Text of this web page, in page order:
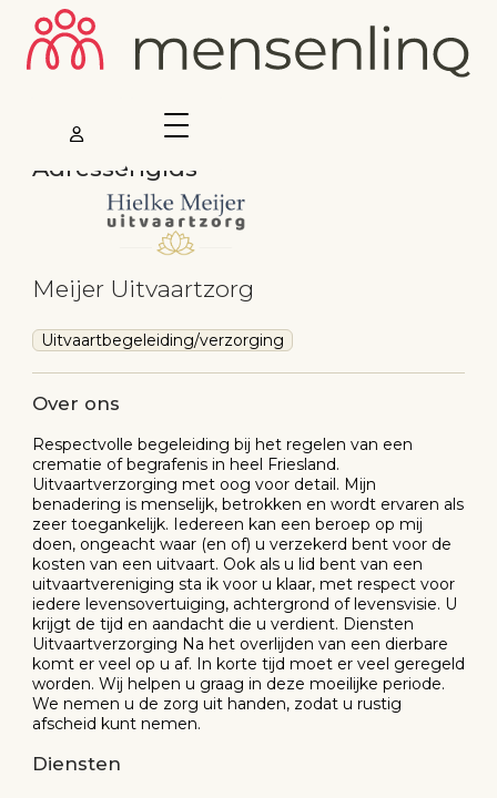
Adressengids
Meijer Uitvaartzorg
Uitvaartbegeleiding/verzorging
Over ons
Respectvolle begeleiding bij het regelen van een
crematie of begrafenis in heel Friesland.
Uitvaartverzorging met oog voor detail. Mijn
benadering is menselijk, betrokken en wordt ervaren als
zeer toegankelijk. Iedereen kan een beroep op mij
doen, ongeacht waar (en of) u verzekerd bent voor de
kosten van een uitvaart. Ook als u lid bent van een
uitvaartvereniging sta ik voor u klaar, met respect voor
iedere levensovertuiging, achtergrond of levensvisie. U
krijgt de tijd en aandacht die u verdient. Diensten
Uitvaartverzorging Na het overlijden van een dierbare
komt er veel op u af. In korte tijd moet er veel geregeld
worden. Wij helpen u graag in deze moeilijke periode.
We nemen u de zorg uit handen, zodat u rustig
afscheid kunt nemen.
Diensten